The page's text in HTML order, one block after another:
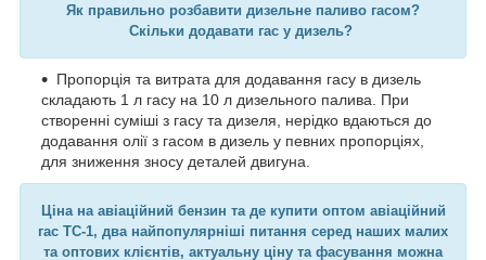
Як правильно розбавити дизельне паливо гасом?
Скільки додавати гас у дизель?
Пропорція та витрата для додавання гасу в дизель
складають 1 л гасу на 10 л дизельного палива. При
створенні суміші з гасу та дизеля, нерідко вдаються до
додавання олії з гасом в дизель у певних пропорціях,
для зниження зносу деталей двигуна.
Ціна на авіаційний бензин та де купити оптом авіаційний
гас ТС-1, два найпопулярніші питання серед наших малих
та оптових клієнтів, актуальну ціну та фасування можна